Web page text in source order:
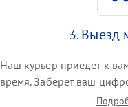
3. Выезд
Наш курьер приедет к
время. Заберет ваш
привезет на склад для